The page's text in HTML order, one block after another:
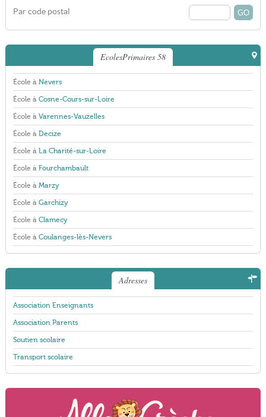
Par code postal
EcolesPrimaires 58
École à Nevers
École à Cosne-Cours-sur-Loire
École à Varennes-Vauzelles
École à Decize
École à La Charité-sur-Loire
École à Fourchambault
École à Marzy
École à Garchizy
École à Clamecy
École à Coulanges-lès-Nevers
Adresses
Association Enseignants
Association Parents
Soutien scolaire
Transport scolaire